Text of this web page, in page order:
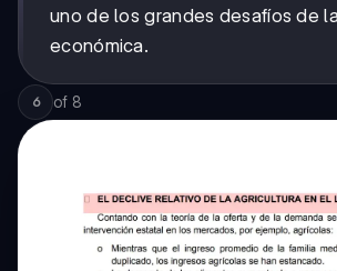
uno de los grandes desafíos de
económica.
6 of 8